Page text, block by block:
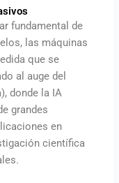
fundamental de
las máquinas
que se
al auge del
donde la IA
grandes
en
científica